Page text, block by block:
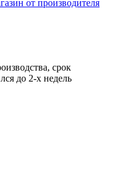
срок
до 2-х недель